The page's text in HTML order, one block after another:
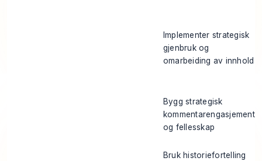
Implementer strategisk
gjenbruk og
omarbeiding av innhold
Bygg strategisk
kommentarengasjement
og fellesskap
Bruk historiefortelling